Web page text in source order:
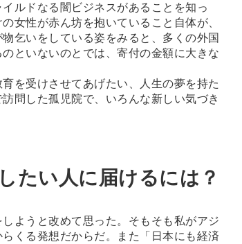
ルドなる闇ビジネスがあることを知っ
女性が赤ん坊を抱いていること自体が、
乞いをしている姿をみると、多くの外国
といないのとでは、寄付の金額に大きな
を受けさせてあげたい、人生の夢を持た
問した孤児院で、いろんな新しい気づき
たい人に届けるには？
ようと改めて思った。そもそも私がアジ
くる発想だからだ。また「日本にも経済